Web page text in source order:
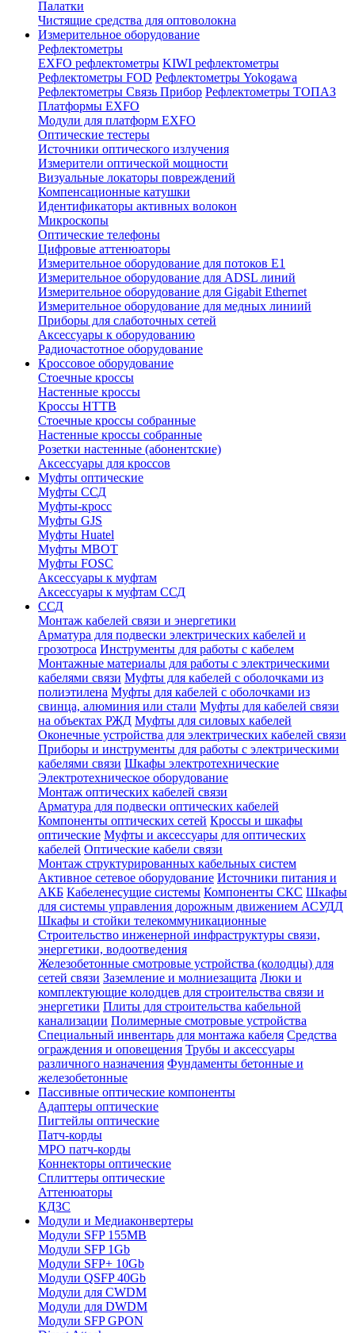
Палатки
Чистящие средства для оптоволокна
Измерительное оборудование
Рефлектометры
EXFO рефлектометры KIWI рефлектометры
Рефлектометры FOD Рефлектометры Yokogawa
Рефлектометры Связь Прибор Рефлектометры ТОПАЗ
Платформы EXFO
Модули для платформ EXFO
Оптические тестеры
Источники оптического излучения
Измерители оптической мощности
Визуальные локаторы повреждений
Компенсационные катушки
Идентификаторы активных волокон
Микроскопы
Оптические телефоны
Цифровые аттенюаторы
Измерительное оборудование для потоков Е1
Измерительное оборудование для ADSL линий
Измерительное оборудование для Gigabit Ethernet
Измерительное оборудование для медных линиий
Приборы для слаботочных сетей
Аксессуары к оборудованию
Радиочастотное оборудование
Кроссовое оборудование
Стоечные кроссы
Настенные кроссы
Кроссы HTTB
Стоечные кроссы собранные
Настенные кроссы собранные
Розетки настенные (абонентские)
Аксессуары для кроссов
Муфты оптические
Муфты ССД
Муфты-кросс
Муфты GJS
Муфты Huatel
Муфты МВОТ
Муфты FOSC
Аксессуары к муфтам
Аксессуары к муфтам ССД
ССД
Монтаж кабелей связи и энергетики
Арматура для подвески электрических кабелей и
грозотроса Инструменты для работы с кабелем
Монтажные материалы для работы с электрическими
кабелями связи Муфты для кабелей с оболочками из
полиэтилена Муфты для кабелей с оболочками из
свинца, алюминия или стали Муфты для кабелей связи
на объектах РЖД Муфты для силовых кабелей
Оконечные устройства для электрических кабелей связи
Приборы и инструменты для работы с электрическими
кабелями связи Шкафы электротехнические
Электротехническое оборудование
Монтаж оптических кабелей связи
Арматура для подвески оптических кабелей
Компоненты оптических сетей Кроссы и шкафы
оптические Муфты и аксессуары для оптических
кабелей Оптические кабели связи
Монтаж структурированных кабельных систем
Активное сетевое оборудование Источники питания и
АКБ Кабеленесущие системы Компоненты СКС Шкафы
для системы управления дорожным движением АСУДД
Шкафы и стойки телекоммуникационные
Строительство инженерной инфраструктуры связи,
энергетики, водоотведения
Железобетонные смотровые устройства (колодцы) для
сетей связи Заземление и молниезащита Люки и
комплектующие колодцев для строительства связи и
энергетики Плиты для строительства кабельной
канализации Полимерные смотровые устройства
Специальный инвентарь для монтажа кабеля Средства
ограждения и оповещения Трубы и аксессуары
различного назначения Фундаменты бетонные и
железобетонные
Пассивные оптические компоненты
Адаптеры оптические
Пигтейлы оптические
Патч-корды
MPO патч-корды
Коннекторы оптические
Сплиттеры оптические
Аттенюаторы
КДЗС
Модули и Медиаконвертеры
Модули SFP 155MB
Модули SFP 1Gb
Модули SFP+ 10Gb
Модули QSFP 40Gb
Модули для CWDM
Модули для DWDM
Модули SFP GPON